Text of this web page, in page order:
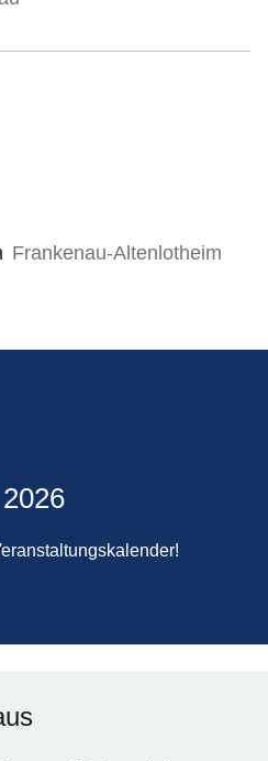
Frankenau-Altenlotheim